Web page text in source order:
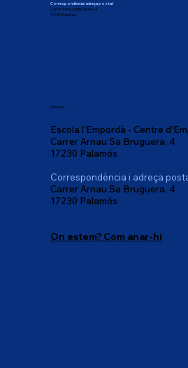
Correspondència i adreça postal:
Carrer Arnau Sa Bruguera, 4
17230 Palamós
Oficines:
Escola l'Empordà - Centre
Carrer Arnau Sa Bruguera, 4
17230 Palamós
Correspondència i adreça
Carrer Arnau Sa Bruguera, 4
17230 Palamós
On estem? Com anar-hi